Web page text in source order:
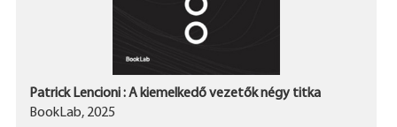
Patrick Lencioni : A kiemelkedő vezetők négy titka
BookLab, 2025